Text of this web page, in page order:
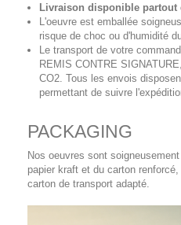
Livraison disponible partout
L'oeuvre est emballée
risque de choc ou d'humidité
Le transport de votre
REMIS CONTRE
CO2. Tous les envois
permettant de suivre
PACKAGING
Nos oeuvres sont
papier kraft et du carton
carton de transport adapté.